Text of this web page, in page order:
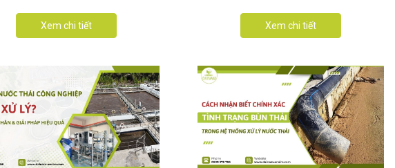
Xem chi tiết Xem chi tiết